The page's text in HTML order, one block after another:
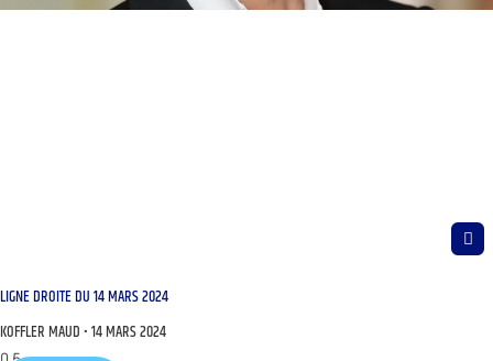
LIGNE DROITE DU 14 MARS 2024
KOFFLER MAUD 14 MARS 2024